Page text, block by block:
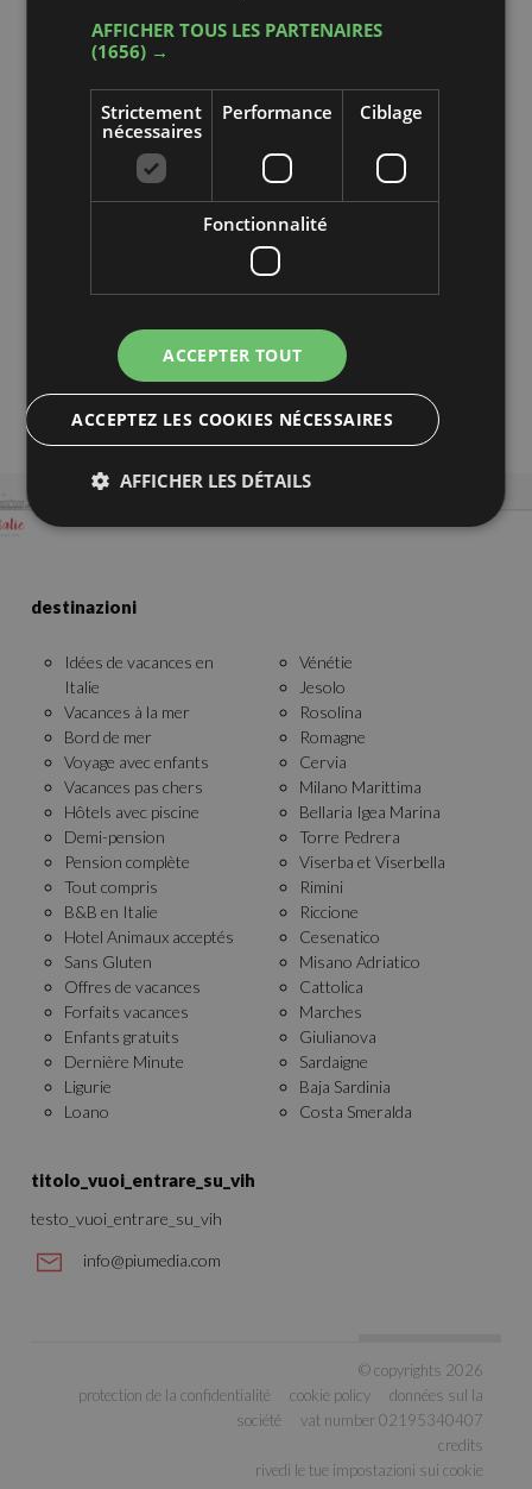
destinazioni
Idées de vacances en
Italie
Vacances à la mer
Bord de mer
Voyage avec enfants
Vacances pas chers
Hôtels avec piscine
Demi-pension
Pension complète
Tout compris
B&B en Italie
Hotel Animaux acceptés
Sans Gluten
Offres de vacances
Forfaits vacances
Enfants gratuits
Dernière Minute
Ligurie
Loano
Vénétie
Jesolo
Rosolina
Romagne
Cervia
Milano Marittima
Bellaria Igea Marina
Torre Pedrera
Viserba et Viserbella
Rimini
Riccione
Cesenatico
Misano Adriatico
Cattolica
Marches
Giulianova
Sardaigne
Baja Sardinia
Costa Smeralda
titolo_vuoi_entrare_su_vih
testo_vuoi_entrare_su_vih
info@piumedia.com
© copyrights 2026
protection de la confidentialité
cookie policy
données sul la
société
vat number 02195340407
credits
rivedi le tue impostazioni sui cookie
AFFICHER TOUS LES PARTENAIRES
(1656) →
Strictement
nécessaires
Performance Ciblage
Fonctionnalité
ACCEPTER TOUT
ACCEPTEZ LES COOKIES NÉCESSAIRES
AFFICHER LES DÉTAILS
Les cookies strictement nécessaires habilitent des
fonctionnalités de base du site Web telles que la
connexion des utilisateurs et la gestion des comptes.
Le site Web ne peut pas être utilisé correctement
sans les cookies strictement nécessaires.
Nom
Fournisseur / Domaine
epuModal
.vacancesitaliehotel.com
PHPSESSID
PHP.net
.vacancesitaliehotel.com
semaines